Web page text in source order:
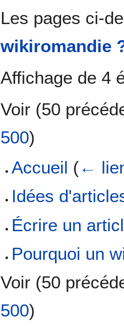
Les pages ci-
wikiromandie
Affichage de 4
Voir (50
500)
Accueil (←
Idées
Écrire un
Pourquoi un
Voir (50
500)